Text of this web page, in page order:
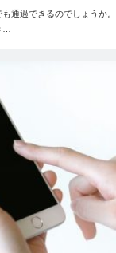
通過できるのでしょうか
…